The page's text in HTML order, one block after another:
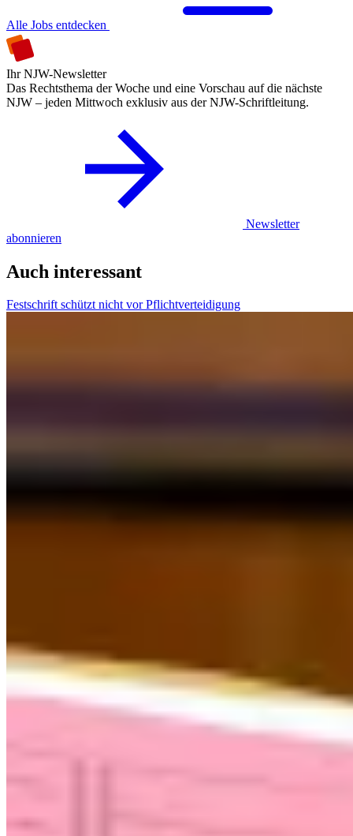
Alle Jobs entdecken
Ihr NJW-Newsletter
Das Rechtsthema der Woche und eine Vorschau auf die nächste
NJW – jeden Mittwoch exklusiv aus der NJW-Schriftleitung.
Newsletter
abonnieren
Auch interessant
Festschrift schützt nicht vor Pflichtverteidigung